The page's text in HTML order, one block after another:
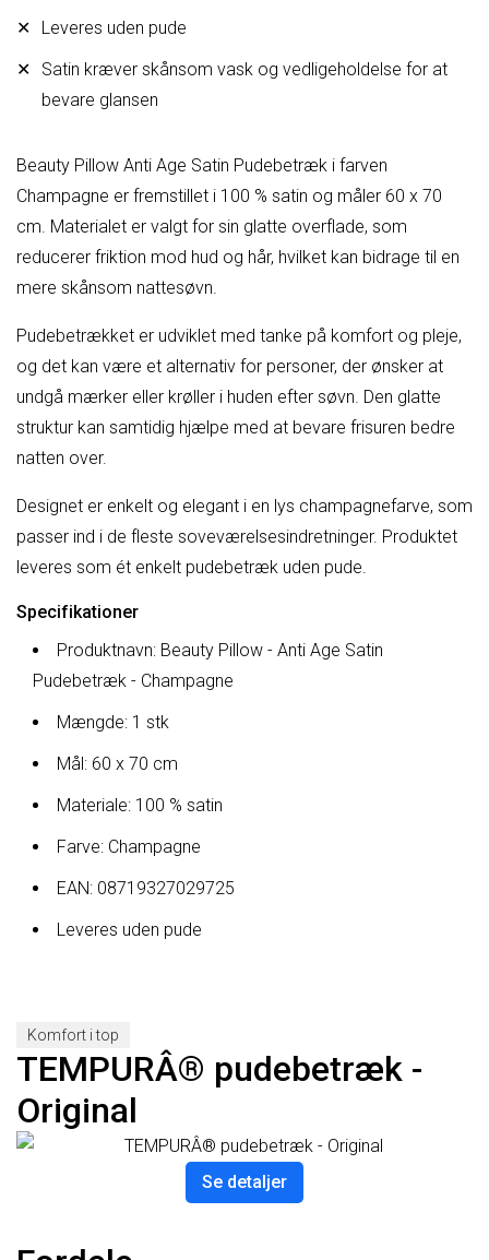
Beauty Pillow Anti Age Satin Pudebetræk i farven
Champagne er fremstillet i 100 % satin og måler 60 x 70
cm. Materialet er valgt for sin glatte overflade, som
reducerer friktion mod hud og hår, hvilket kan bidrage til en
mere skånsom nattesøvn.
Pudebetrækket er udviklet med tanke på komfort og pleje,
og det kan være et alternativ for personer, der ønsker at
undgå mærker eller krøller i huden efter søvn. Den glatte
struktur kan samtidig hjælpe med at bevare frisuren bedre
natten over.
Designet er enkelt og elegant i en lys champagnefarve, som
passer ind i de fleste soveværelsesindretninger. Produktet
leveres som ét enkelt pudebetræk uden pude.
Leveres uden pude
Satin kræver skånsom vask og vedligeholdelse for at
bevare glansen
Specifikationer
Produktnavn: Beauty Pillow - Anti Age Satin
Pudebetræk - Champagne
Mængde: 1 stk
Mål: 60 x 70 cm
Materiale: 100 % satin
Farve: Champagne
EAN: 08719327029725
Leveres uden pude
Komfort i top
TEMPURÂ® pudebetræk -
Original
Se detaljer